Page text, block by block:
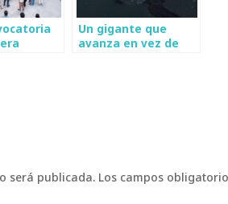
Un gigante que
avanza en vez de
será publicada. Los campos